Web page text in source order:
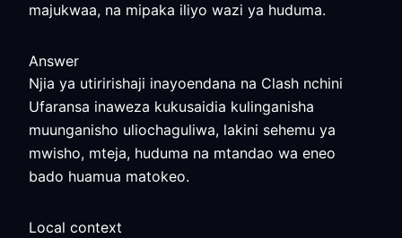
majukwaa, na mipaka iliyo wazi ya huduma.
Answer
Njia ya utiririshaji inayoendana na Clash nchini
Ufaransa inaweza kukusaidia kulinganisha
muunganisho uliochaguliwa, lakini sehemu ya
mwisho, mteja, huduma na mtandao wa eneo
bado huamua matokeo.
Local context